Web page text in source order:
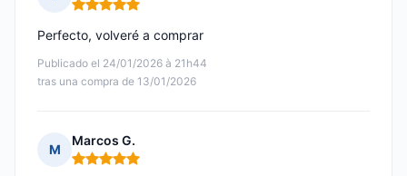
Nota: 5 de 5
Publicado el 24/01/2026 à 21h44
tras una compra de 13/01/2026
Perfecto, volveré a comprar
M
Marcos G.
Nota: 5 de 5